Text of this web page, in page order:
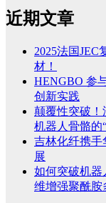
近期文章
2025法国
材！
HENGBO 参
创新实践
颠覆性突破！
机器人骨骼的
吉林化纤携手
展
如何突破机器
维增强聚酰胺